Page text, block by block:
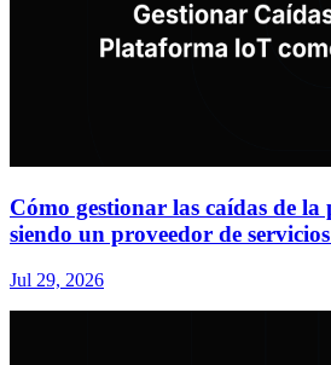
Cómo gestionar las caídas de
siendo un proveedor de
Jul 29, 2026